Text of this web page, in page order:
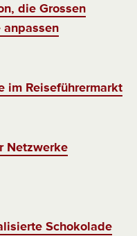
die Grossen
im Reiseführermarkt
Netzwerke
Schokolade